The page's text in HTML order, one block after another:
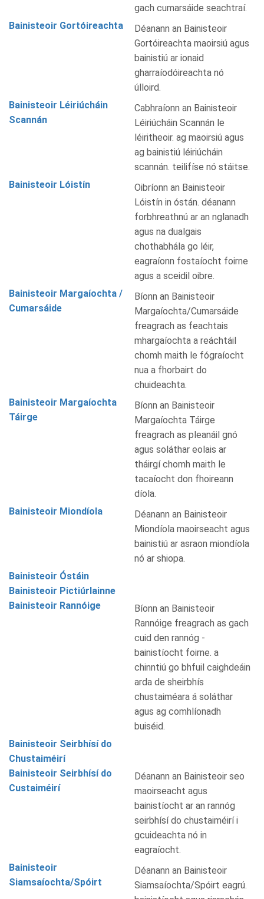
gach cumarsáide seachtraí.
Bainisteoir Gortóireachta
Déanann an Bainisteoir
Gortóireachta maoirsiú agus
bainistiú ar ionaid
gharraíodóireachta nó
úlloird.
Bainisteoir Léiriúcháin
Scannán
Cabhraíonn an Bainisteoir
Léiriúcháin Scannán le
léiritheoir. ag maoirsiú agus
ag bainistiú léiriúcháin
scannán. teilifíse nó stáitse.
Bainisteoir Lóistín
Oibríonn an Bainisteoir
Lóistín in óstán. déanann
forbhreathnú ar an nglanadh
agus na dualgais
chothabhála go léir,
eagraíonn fostaíocht foirne
agus a sceidil oibre.
Bainisteoir Margaíochta /
Cumarsáide
Bíonn an Bainisteoir
Margaíochta/Cumarsáide
freagrach as feachtais
mhargaíochta a reáchtáil
chomh maith le fógraíocht
nua a fhorbairt do
chuideachta.
Bainisteoir Margaíochta
Táirge
Bíonn an Bainisteoir
Margaíochta Táirge
freagrach as pleanáil gnó
agus soláthar eolais ar
tháirgí chomh maith le
tacaíocht don fhoireann
díola.
Bainisteoir Miondíola
Déanann an Bainisteoir
Miondíola maoirseacht agus
bainistiú ar asraon miondíola
nó ar shiopa.
Bainisteoir Óstáin
Bainisteoir Pictiúrlainne
Bainisteoir Rannóige
Bíonn an Bainisteoir
Rannóige freagrach as gach
cuid den rannóg -
bainistíocht foirne. a
chinntiú go bhfuil caighdeáin
arda de sheirbhís
chustaiméara á soláthar
agus ag comhlíonadh
buiséid.
Bainisteoir Seirbhísí do
Chustaiméirí
Bainisteoir Seirbhísí do
Custaiméirí
Déanann an Bainisteoir seo
maoirseacht agus
bainistíocht ar an rannóg
seirbhísí do chustaiméirí i
gcuideachta nó in
eagraíocht.
Bainisteoir
Siamsaíochta/Spóirt
Déanann an Bainisteoir
Siamsaíochta/Spóirt eagrú.